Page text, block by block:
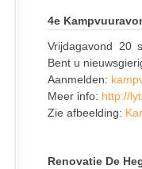
4e
Vrijdagavond 20
Bent u
Aanmelden:
Meer info: http://
Zie afbeelding:
Renovatie De